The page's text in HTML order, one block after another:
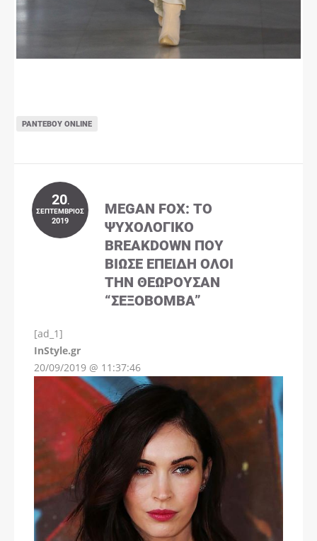
ΡΑΝΤΕΒΟΎ ONLINE
20.
ΣΕΠΤΈΜΒΡΙΟΣ
2019
MEGAN FOX: ΤΟ
ΨΥΧΟΛΟΓΙΚΌ
BREAKDOWN ΠΟΥ
ΒΊΩΣΕ ΕΠΕΙΔΉ ΌΛΟΙ
ΤΗΝ ΘΕΩΡΟΎΣΑΝ
“ΣΕΞΟΒΌΜΒΑ”
[ad_1]
InStyle.gr
20/09/2019 @ 11:37:46